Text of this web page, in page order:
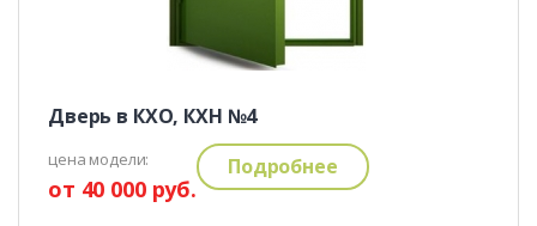
Дверь в КХО, КХН №4
цена модели:
от 40 000 руб.
Подробнее